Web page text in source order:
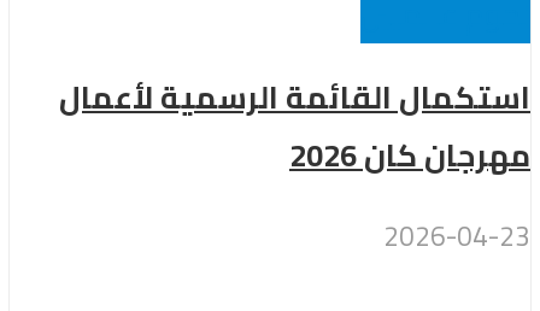
استكمال القائمة الرسمية لأعمال
مهرجان كان 2026
2026-04-23